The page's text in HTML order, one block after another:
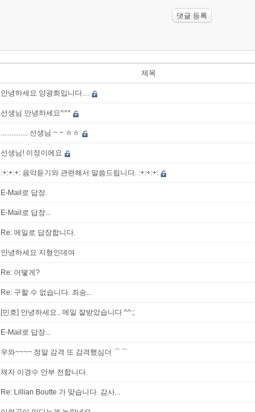
제목
안녕하세요 양광희입니다....
선생님 안녕하세요^^*
............... 선생님 ~ ~ ㅎㅎ
선생님! 이정이에요
:+:+:+: 음악듣기와 관련해서 말씀드립니다. :+:+:+:
E-Mail로 답장.
E-Mail로 답장...
Re: 메일로 답장합니다.
안녕하세요 지형인데여
Re: 어떻게?
Re: 구할 수 없습니다. 죄송...
[민호] 안녕하세요.. 메일 잘받았습니다 ^^:;
E-Mail로 답장...
우와~~~~ 정말 감격 또 감격했심더 ⌒⌒
제자 이경수 안부 전합니다.
Re: Lillian Boutte 가 맞습니다. 감사...